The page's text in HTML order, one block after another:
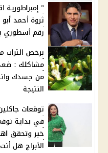
"
ثروة أحمد
رقم أسطوري
برخص التراب
مشاكلك :
النتيجة
توقعات
في بداية
خير وتحقق
الأبراج هل